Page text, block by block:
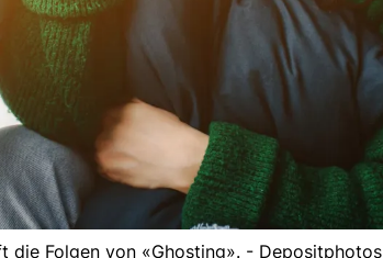
die Folgen von «Ghosting». - Depositphotos